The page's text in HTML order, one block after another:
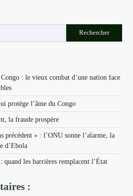
Rechercher
: le vieux combat d’une nation face
protège l’âme du Congo
la fraude prospère
précédent » : l’ONU sonne l’alarme, la
d’Ebola
quand les barrières remplacent l’État
: